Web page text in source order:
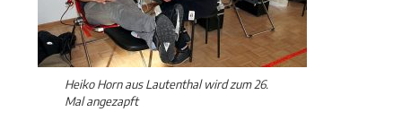
Heiko Horn aus Lautenthal wird zum 26.
Mal angezapft